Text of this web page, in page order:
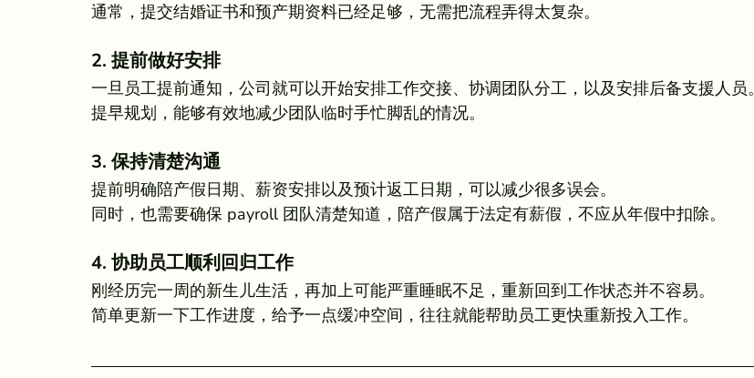
通常，提交结婚证书和预产期资料已经足够，无需把流程弄得太复杂。
2. 提前做好安排
一旦员工提前通知，公司就可以开始安排工作交接、协调团队分工，以及安排后备支援人员。
提早规划，能够有效地减少团队临时手忙脚乱的情况。
3. 保持清楚沟通
提前明确陪产假日期、薪资安排以及预计返工日期，可以减少很多误会。
同时，也需要确保 payroll 团队清楚知道，陪产假属于法定有薪假，不应从年假中扣除。
4. 协助员工顺利回归工作
刚经历完一周的新生儿生活，再加上可能严重睡眠不足，重新回到工作状态并不容易。
简单更新一下工作进度，给予一点缓冲空间，往往就能帮助员工更快重新投入工作。